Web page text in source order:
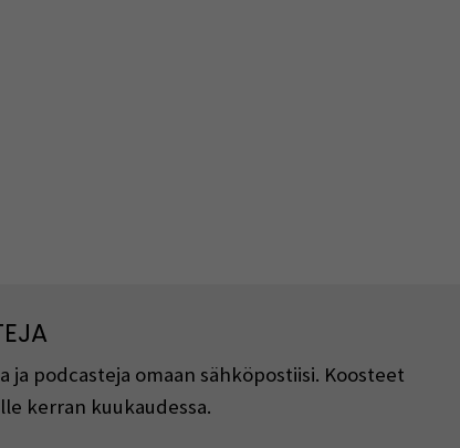
ja podcasteja omaan sähköpostiisi. Koosteet
kerran kuukaudessa.